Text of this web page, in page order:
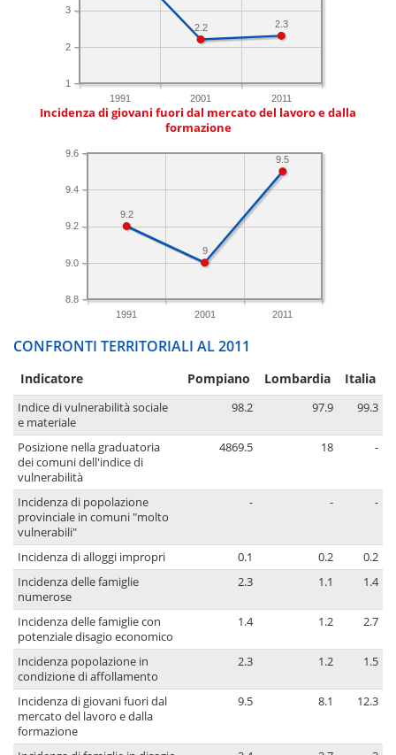
1991 2001 2011
1
2
3
2.3
2.2
Incidenza di giovani fuori dal mercato del lavoro e dalla
formazione
1991 2001 2011
8.8
9.0
9.2
9.4
9.6
9.5
9
9.2
CONFRONTI TERRITORIALI AL 2011
Indicatore Pompiano Lombardia Italia
Indice di vulnerabilità sociale
e materiale
98.2 97.9 99.3
Posizione nella graduatoria
dei comuni dell'indice di
vulnerabilità
4869.5 18 -
Incidenza di popolazione
provinciale in comuni "molto
vulnerabili"
- - -
Incidenza di alloggi impropri 0.1 0.2
0.2
Incidenza delle famiglie
numerose
2.3 1.1 1.4
Incidenza delle famiglie con
potenziale disagio economico
1.4 1.2 2.7
Incidenza popolazione in
condizione di affollamento
2.3 1.2 1.5
Incidenza di giovani fuori dal
mercato del lavoro e dalla
formazione
9.5 8.1 12.3